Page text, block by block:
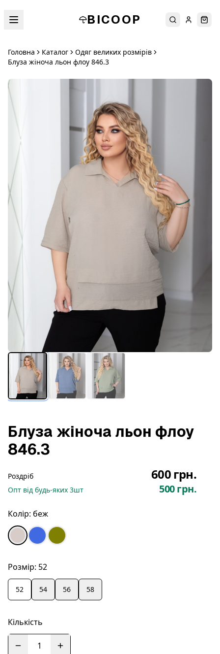
BICOOP ПошукУвійти
Головна Каталог
Одяг великих розмірів
Блуза жіноча льон флоу 846.3
Блуза жіноча льон флоу
846.3
Роздріб 600 грн.
Опт від будь-яких 3шт 500 грн.
Колір: беж
Розмір: 52
52 54 56 58
Кількість
1